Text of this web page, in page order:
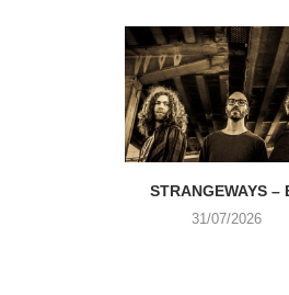
STRANGEWAYS –
31/07/2026